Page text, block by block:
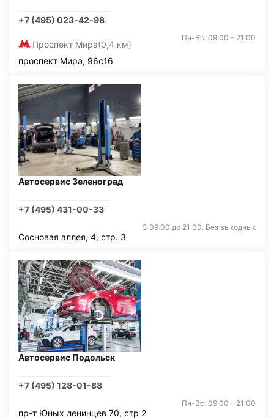
+7 (495) 023-42-98
Проспект Мира(0,4 км)
Пн-Вс: 09:00 - 21:00
проспект Мира, 96с16
Автосервис Зеленоград
+7 (495) 431-00-33
С 09:00 до 21:00. Без выходных
Сосновая аллея, 4, стр. 3
Автосервис Подольск
+7 (495) 128-01-88
Пн-Вс: 09:00 - 21:00
пр-т Юных ленинцев 70, стр 2